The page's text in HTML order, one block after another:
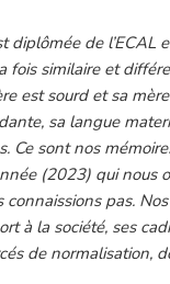
diplômée de l’ECAL
fois similaire et
est sourd et sa
sa langue
Ce sont nos
(2023) qui nous
connaissions pas.
à la société, ses
de normalisation,